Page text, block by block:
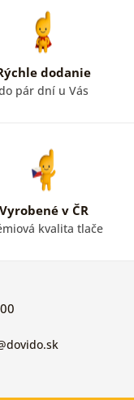
dodanie
pár dní u Vás
Vyrobené v ČR
kvalita tlače